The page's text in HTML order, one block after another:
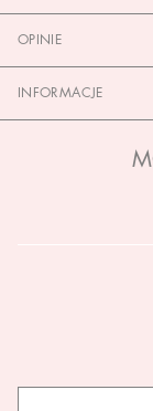
OPINIE
INFORMACJE